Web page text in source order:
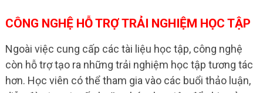
CÔNG NGHỆ HỖ TRỢ TRẢI NGHIỆM HỌC TẬP
Ngoài việc cung cấp các tài liệu học tập, công nghệ
còn hỗ trợ tạo ra những trải nghiệm học tập tương tác
hơn. Học viên có thể tham gia vào các buổi thảo luận,